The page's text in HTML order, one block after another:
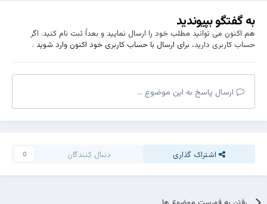
به گفتگو بپیوندید
هم اکنون می توانید مطلب خود را ارسال نمایید و بعداً ثبت نام کنید. اگر
حساب کاربری دارید، برای ارسال با حساب کاربری خود اکنون وارد شوید.
ارسال پاسخ به این موضوع ...
اشتراک گذاری دنبال کنندگان 0
رفتن به فهرست موضوع ها